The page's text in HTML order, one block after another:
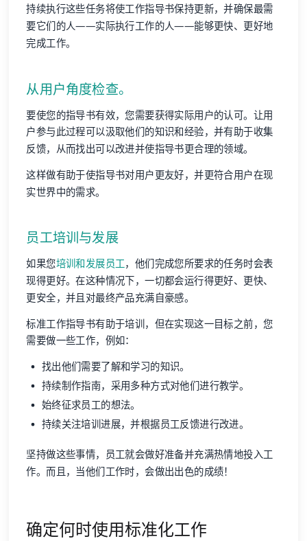
持续执行这些任务将使工作指导书保持更新，并确保最需
要它们的人——实际执行工作的人——能够更快、更好地
完成工作。
从用户角度检查。
要使您的指导书有效，您需要获得实际用户的认可。让用
户参与此过程可以汲取他们的知识和经验，并有助于收集
反馈，从而找出可以改进并使指导书更合理的领域。
这样做有助于使指导书对用户更友好，并更符合用户在现
实世界中的需求。
员工培训与发展
如果您培训和发展员工，他们完成您所要求的任务时会表
现得更好。在这种情况下，一切都会运行得更好、更快、
更安全，并且对最终产品充满自豪感。
标准工作指导书有助于培训，但在实现这一目标之前，您
需要做一些工作，例如：
找出他们需要了解和学习的知识。
持续制作指南，采用多种方式对他们进行教学。
始终征求员工的想法。
持续关注培训进展，并根据员工反馈进行改进。
坚持做这些事情，员工就会做好准备并充满热情地投入工
作。而且，当他们工作时，会做出出色的成绩！
确定何时使用标准化工作